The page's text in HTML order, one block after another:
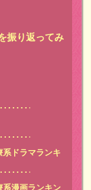
振り返ってみ
ドラマランキ
系漫画ランキン